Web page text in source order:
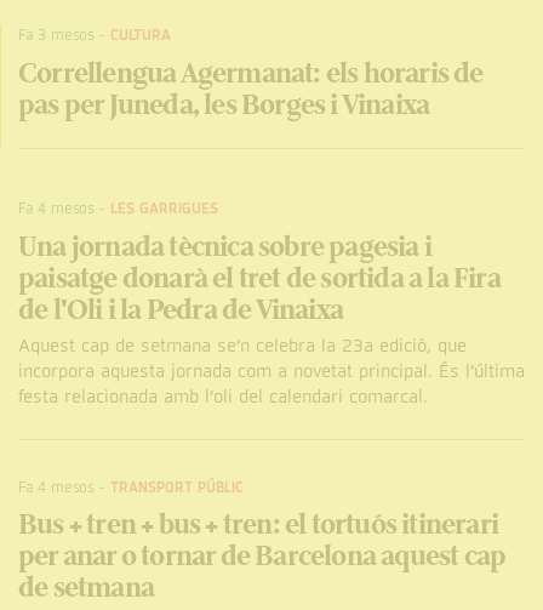
Fa 3 mesos - CULTURA
Correllengua Agermanat: els horaris de
pas per Juneda, les Borges i Vinaixa
Fa 4 mesos - LES GARRIGUES
Una jornada tècnica sobre pagesia i
paisatge donarà el tret de sortida a la Fira
de l'Oli i la Pedra de Vinaixa
Aquest cap de setmana se’n celebra la 23a edició, que
incorpora aquesta jornada com a novetat principal. És l’última
festa relacionada amb l’oli del calendari comarcal.
Fa 4 mesos - TRANSPORT PÚBLIC
Bus + tren + bus + tren: el tortuós itinerari
per anar o tornar de Barcelona aquest cap
de setmana